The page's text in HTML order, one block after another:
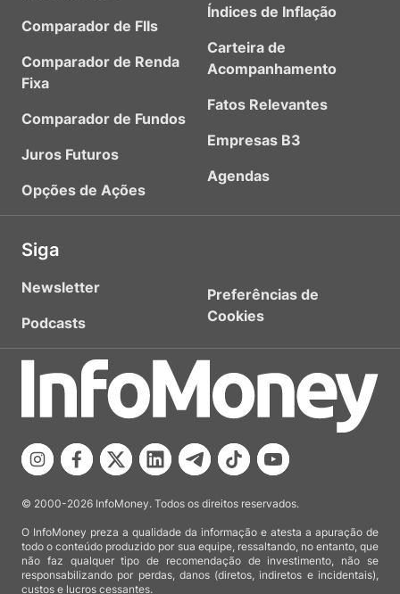
Comparador de FIIs
Comparador de Renda
Fixa
Comparador de Fundos
Juros Futuros
Opções de Ações
Índices de Inflação
Carteira de
Acompanhamento
Fatos Relevantes
Empresas B3
Agendas
Siga
Newsletter
Podcasts
Preferências de
Cookies
© 2000-2026 InfoMoney. Todos os direitos reservados.
O InfoMoney preza a qualidade da informação e atesta a apuração de
todo o conteúdo produzido por sua equipe, ressaltando, no entanto, que
não faz qualquer tipo de recomendação de investimento, não se
responsabilizando por perdas, danos (diretos, indiretos e incidentais),
custos e lucros cessantes.